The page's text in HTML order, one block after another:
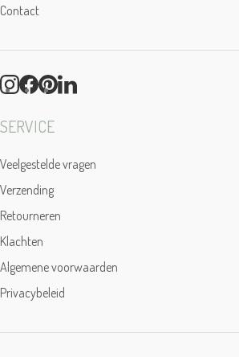
Contact
SERVICE
Veelgestelde vragen
Verzending
Retourneren
Klachten
Algemene voorwaarden
Privacybeleid